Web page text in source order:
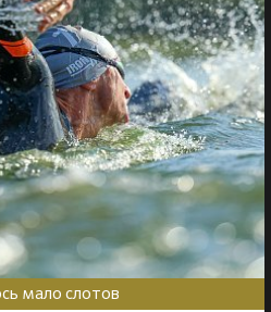
мало слотов